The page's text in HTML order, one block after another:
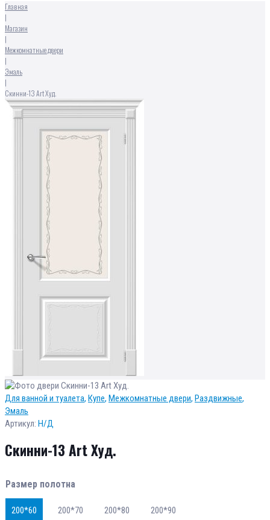
Главная
|
Магазин
|
Межкомнатные двери
|
Эмаль
|
Скинни-13 Аrt Худ.
Для ванной и туалета, Купе, Межкомнатные двери, Раздвижные,
Эмаль
Артикул: Н/Д
Скинни-13 Аrt Худ.
Размер полотна
200*60 200*70 200*80 200*90